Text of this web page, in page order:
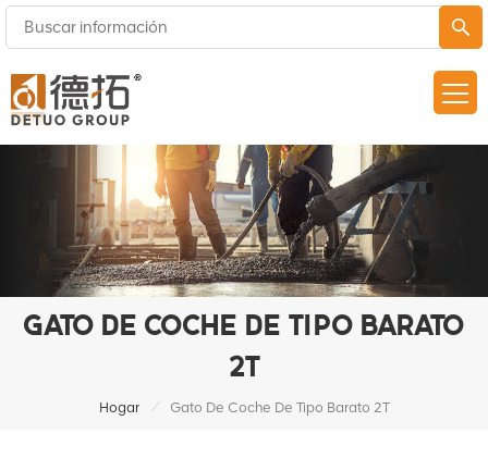
GATO DE COCHE DE TIPO BARATO
2T
Hogar / Gato De Coche De Tipo Barato 2T